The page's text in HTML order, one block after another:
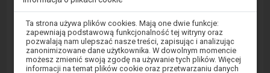
Sprawny Peron
Google Play
Uwaga,
znajdujesz
się
oknie
modalnym.
Ta strona używa plików cookies. Mają one dwie funkcje:
zapewniają podstawową funkcjonalność tej witryny oraz
pozwalają nam ulepszać nasze treści, zapisując i analizując
zanonimizowane dane użytkownika. W dowolnym momencie
możesz zmienić swoją zgodę na używanie tych plików. Więcej
informacji na temat plików cookie oraz przetwarzaniu danych